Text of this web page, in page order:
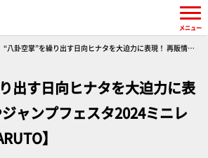
“八卦空掌”を繰り出す日向ヒナタを大迫力に表現！ 再販情報
出す日向ヒナタを大迫力に表
ャンプフェスタ2024ミニレ
】
メニュー